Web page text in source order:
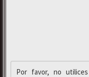
Por favor, no utilices